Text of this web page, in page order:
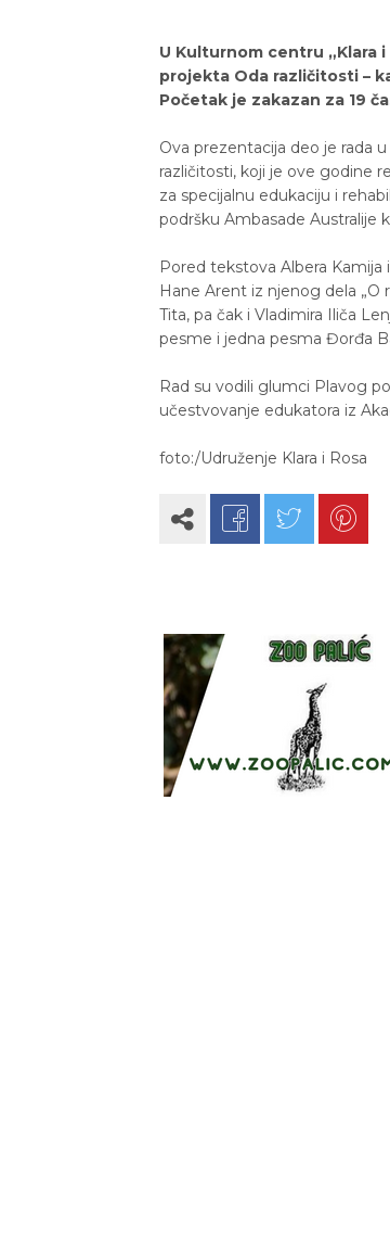
U Kulturnom centru „Klara
projekta Oda različitosti –
Početak je zakazan za 19
Ova prezentacija deo je rada
različitosti, koji je ove godine
za specijalnu edukaciju i
podršku Ambasade Australije
Pored tekstova Albera
Hane Arent iz njenog dela „O
Tita, pa čak i Vladimira Iliča
pesme i jedna pesma Đorđa
Rad su vodili glumci Plavog
učestvovanje edukatora iz
foto:/Udruženje Klara i Rosa